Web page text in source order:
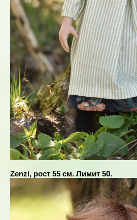
Zenzi, рост 55 см. Лимит 50.